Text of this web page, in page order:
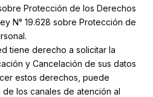
Protección de los Derechos
N° 19.628 sobre Protección de
tiene derecho a solicitar la
y Cancelación de sus datos
estos derechos, puede
los canales de atención al